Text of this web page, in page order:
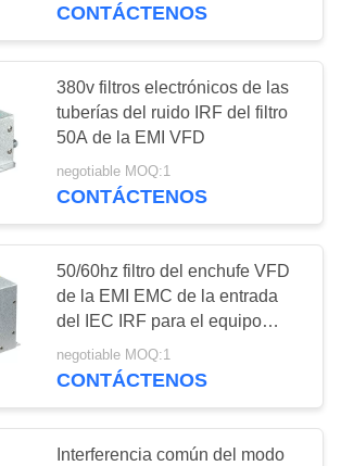
solar de la
de agua
solar de la
de MPPT
65
CONTÁCTENOS
380v filtros electrónicos de las
tuberías del ruido IRF del filtro
50A de la EMI VFD
negotiable MOQ:1
CONTÁCTENOS
50/60hz filtro del enchufe VFD
de la EMI EMC de la entrada
del IEC IRF para el equipo
electrónico médico
negotiable MOQ:1
CONTÁCTENOS
Interferencia común del modo